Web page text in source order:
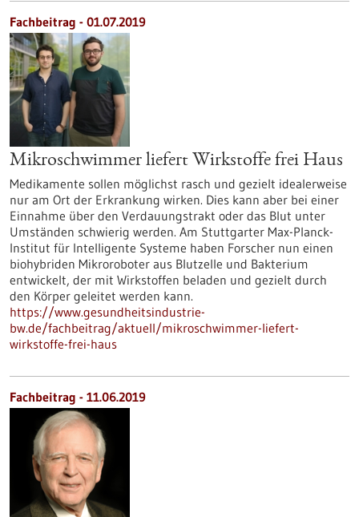
Fachbeitrag - 01.07.2019
Mikroschwimmer liefert Wirkstoffe frei Haus
Medikamente sollen möglichst rasch und gezielt idealerweise
nur am Ort der Erkrankung wirken. Dies kann aber bei einer
Einnahme über den Verdauungstrakt oder das Blut unter
Umständen schwierig werden. Am Stuttgarter Max-Planck-
Institut für Intelligente Systeme haben Forscher nun einen
biohybriden Mikroroboter aus Blutzelle und Bakterium
entwickelt, der mit Wirkstoffen beladen und gezielt durch
den Körper geleitet werden kann.
https://www.gesundheitsindustrie-
bw.de/fachbeitrag/aktuell/mikroschwimmer-liefert-
wirkstoffe-frei-haus
Fachbeitrag - 11.06.2019